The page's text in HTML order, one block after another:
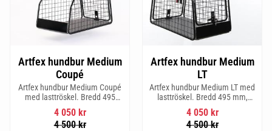
Artfex hundbur Medium
Coupé
Artfex hundbur Medium Coupé
med lasttröskel. Bredd 495
mm, Höjd 675 mm, Djup 830
mm och Vikt 15,8 kg.
4 050kr
4 500kr
Artfex hundbur Medium
LT
Artfex hundbur Medium LT med
lasttröskel. Bredd 495 mm,
Höjd 675 mm, Djup 830 mm
och Vikt 17 kg.
4 050kr
4 500kr